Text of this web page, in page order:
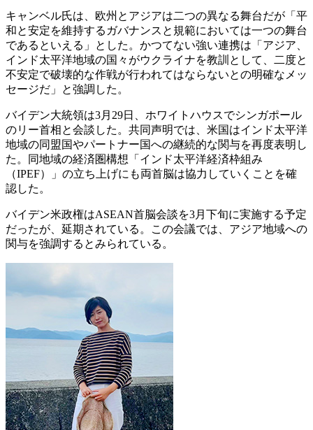
キャンベル氏は、欧州とアジアは二つの異なる舞台だが「平
和と安定を維持するガバナンスと規範においては一つの舞台
であるといえる」とした。かつてない強い連携は「アジア、
インド太平洋地域の国々がウクライナを教訓として、二度と
不安定で破壊的な作戦が行われてはならないとの明確なメッ
セージだ」と強調した。
バイデン大統領は3月29日、ホワイトハウスでシンガポール
のリー首相と会談した。共同声明では、米国はインド太平洋
地域の同盟国やパートナー国への継続的な関与を再度表明し
た。同地域の経済圏構想「インド太平洋経済枠組み
（IPEF）」の立ち上げにも両首脳は協力していくことを確
認した。
バイデン米政権はASEAN首脳会談を3月下旬に実施する予定
だったが、延期されている。この会議では、アジア地域への
関与を強調するとみられている。